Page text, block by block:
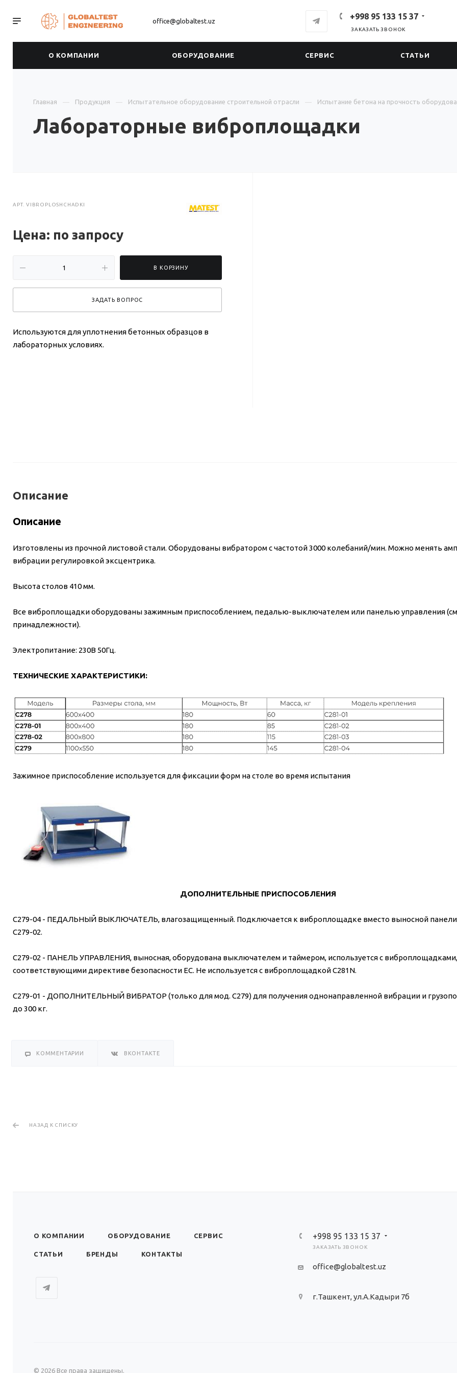
office@globaltest.uz +998 95 133 15 37
ЗАКАЗАТЬ ЗВОНОК
О КОМПАНИИ ОБОРУДОВАНИЕ СЕРВИС СТАТЬИ
Главная Продукция Испытательное оборудование строительной отрасли Испытание бетона на прочность
Лабораторные виброплощадки
АРТ.VIBROPLOSHCHADKI
Цена: по запросу
В КОРЗИНУ
ЗАДАТЬ ВОПРОС
Используются для уплотнения бетонных образцов в
лабораторных условиях.
Описание
Описание
Изготовлены из прочной листовой стали. Оборудованы вибратором с частотой 3000 колебаний/мин. Можно менять
вибрации регулировкой эксцентрика.
Высота столов 410 мм.
Все виброплощадки оборудованы зажимным приспособлением, педалью-выключателем или панелью управления
принадлежности).
Электропитание: 230В 50Гц.
ТЕХНИЧЕСКИЕ ХАРАКТЕРИСТИКИ:
Зажимное приспособление используется для фиксации форм на столе во время испытания
ДОПОЛНИТЕЛЬНЫЕ ПРИСПОСОБЛЕНИЯ
C279-04 - ПЕДАЛЬНЫЙ ВЫКЛЮЧАТЕЛЬ, влагозащищенный. Подключается к виброплощадке вместо выносной панели
C279-02.
C279-02 - ПАНЕЛЬ УПРАВЛЕНИЯ, выносная, оборудована выключателем и таймером, используется с виброплощадками,
соответствующими директиве безопасности ЕС. Не используется с виброплощадкой C281N.
C279-01 - ДОПОЛНИТЕЛЬНЫЙ ВИБРАТОР (только для мод. C279) для получения однонаправленной вибрации и
до 300 кг.
КОММЕНТАРИИ ВКОНТАКТЕ
НАЗАД К СПИСКУ
О КОМПАНИИ ОБОРУДОВАНИЕ СЕРВИС
СТАТЬИ БРЕНДЫ КОНТАКТЫ
+998 95 133 15 37
ЗАКАЗАТЬ ЗВОНОК
office@globaltest.uz
г.Ташкент, ул.А.Кадыри 7б
© 2026 Все права защищены.